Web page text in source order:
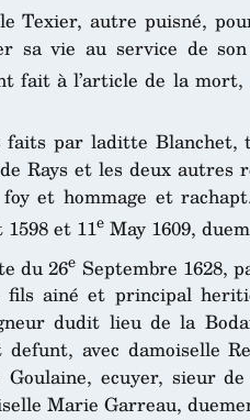
Texier, autre puisné,
sa vie au service de
fait à l’article de la mort,
faits par laditte
Rays et les deux autres
et hommage et
et 11e May 1609,
du 26e Septembre 1628,
fils ainé et principal
dudit lieu de la
avec damoiselle
ecuyer, sieur
Marie Garreau,